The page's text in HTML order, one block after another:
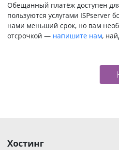
Обещанный платёж доступен
пользуются услугами ISPserver
нами меньший срок, но вам
отсрочкой — напишите нам,
Хостинг